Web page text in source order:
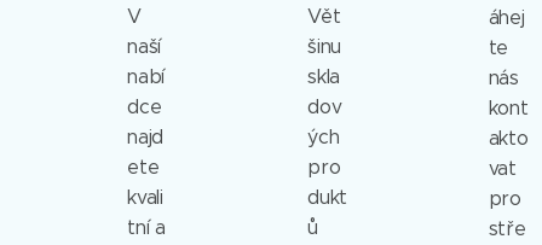
V
naší
nabí
dce
najd
ete
kvali
tní a
Vět
šinu
skla
dov
ých
pro
dukt
ů
áhej
te
nás
kont
akto
vat
pro
stře